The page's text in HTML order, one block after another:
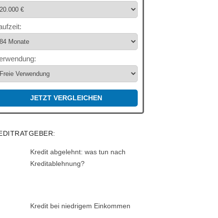
JETZT VERGLEICHEN
Kredit abgelehnt: was tun nach
Kreditablehnung?
Kredit bei niedrigem Einkommen